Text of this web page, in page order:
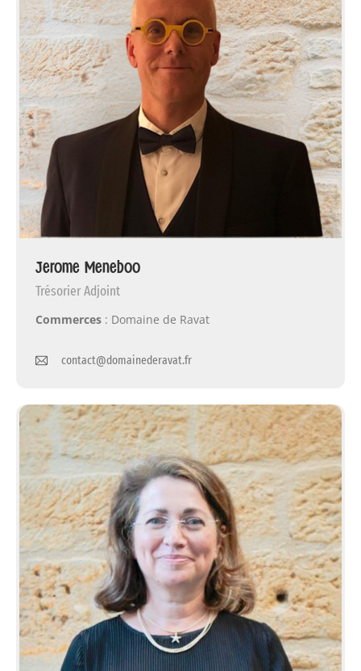
Jerome Meneboo
Trésorier Adjoint
Commerces : Domaine de Ravat
contact@domainederavat.fr